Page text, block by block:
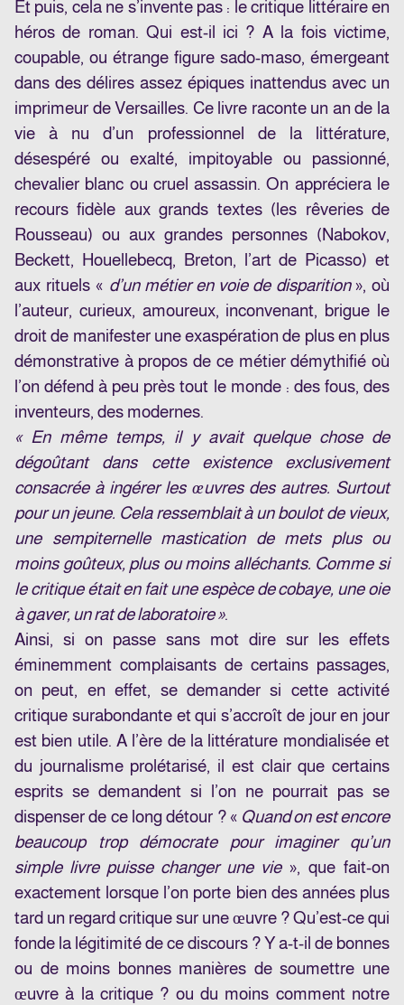
Et puis, cela ne s’invente pas : le critique littéraire en
héros de roman. Qui est-il ici ? A la fois victime,
coupable, ou étrange figure sado-maso, émergeant
dans des délires assez épiques inattendus avec un
imprimeur de Versailles. Ce livre raconte un an de la
vie à nu d’un professionnel de la littérature,
désespéré ou exalté, impitoyable ou passionné,
chevalier blanc ou cruel assassin. On appréciera le
recours fidèle aux grands textes (les rêveries de
Rousseau) ou aux grandes personnes (Nabokov,
Beckett, Houellebecq, Breton, l’art de Picasso) et
aux rituels « d’un métier en voie de disparition », où
l’auteur, curieux, amoureux, inconvenant, brigue le
droit de manifester une exaspération de plus en plus
démonstrative à propos de ce métier démythifié où
l’on défend à peu près tout le monde : des fous, des
inventeurs, des modernes.
« En même temps, il y avait quelque chose de
dégoûtant dans cette existence exclusivement
consacrée à ingérer les œuvres des autres. Surtout
pour un jeune. Cela ressemblait à un boulot de vieux,
une sempiternelle mastication de mets plus ou
moins goûteux, plus ou moins alléchants. Comme si
le critique était en fait une espèce de cobaye, une oie
à gaver, un rat de laboratoire ».
Ainsi, si on passe sans mot dire sur les effets
éminemment complaisants de certains passages,
on peut, en effet, se demander si cette activité
critique surabondante et qui s’accroît de jour en jour
est bien utile. A l’ère de la littérature mondialisée et
du journalisme prolétarisé, il est clair que certains
esprits se demandent si l’on ne pourrait pas se
dispenser de ce long détour ? « Quand on est encore
beaucoup trop démocrate pour imaginer qu’un
simple livre puisse changer une vie», que fait-on
exactement lorsque l’on porte bien des années plus
tard un regard critique sur une œuvre ? Qu’est-ce qui
fonde la légitimité de ce discours ? Y a-t-il de bonnes
ou de moins bonnes manières de soumettre une
œuvre à la critique ? ou du moins comment notre